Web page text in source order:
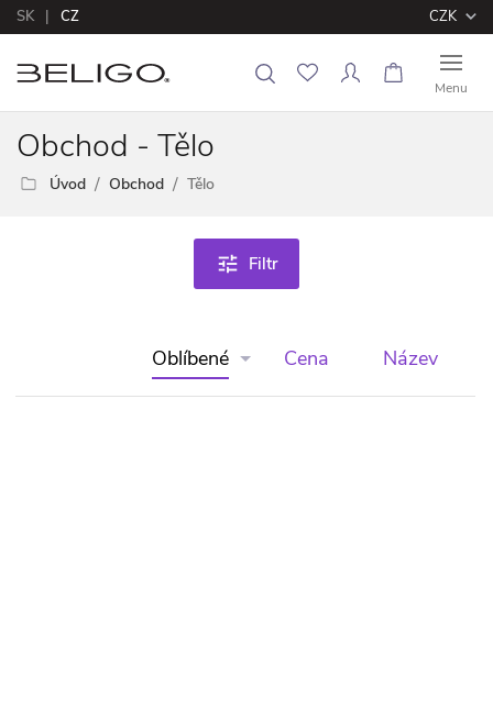
SK CZ CZK
Menu
Obchod - Tělo
Úvod Obchod Tělo
tune Filtr
Oblíbené Cena Název